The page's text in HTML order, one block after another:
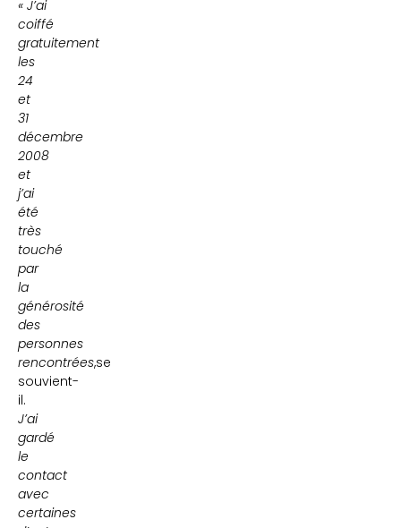
« J’ai
coiffé
gratuitement
les
24
et
31
décembre
2008
et
j’ai
été
très
touché
par
la
générosité
des
personnes
rencontrées,se
souvient-
il.
J’ai
gardé
le
contact
avec
certaines